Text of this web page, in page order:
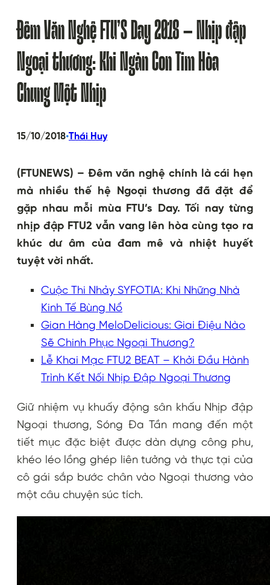
Đêm Văn Nghệ FTU’S Day 2018 – Nhịp đập
Ngoại thương: Khi Ngàn Con Tim Hòa
Chung Một Nhịp
15/10/2018•Thái Huy
(FTUNEWS) – Đêm văn nghệ chính là cái hẹn
mà nhiều thế hệ Ngoại thương đã đặt để
gặp nhau mỗi mùa FTU’s Day. Tối nay từng
nhịp đập FTU2 vẫn vang lên hòa cùng tạo ra
khúc dư âm của đam mê và nhiệt huyết
tuyệt vời nhất.
Cuộc Thi Nhảy SYFOTIA: Khi Những Nhà
Kinh Tế Bùng Nổ
Gian Hàng MeloDelicious: Giai Điệu Nào
Sẽ Chinh Phục Ngoại Thương?
Lễ Khai Mạc FTU2 BEAT – Khởi Đầu Hành
Trình Kết Nối Nhịp Đập Ngoại Thương
Giữ nhiệm vụ khuấy động sân khấu Nhịp đập
Ngoại thương, Sóng Đa Tần mang đến một
tiết mục đặc biệt được dàn dựng công phu,
khéo léo lồng ghép liên tưởng và thực tại của
cô gái sắp bước chân vào Ngoại thương vào
một câu chuyện súc tích.